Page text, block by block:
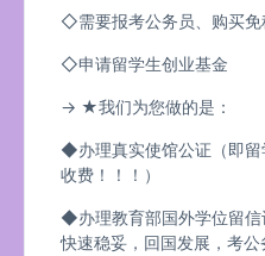
◇需要报考公务员、购买免
◇申请留学生创业基金
→ ★我们为您做的是：
◆办理真实使馆公证（即留
收费！！！）
◆办理教育部国外学位留信
快速稳妥，回国发展，考